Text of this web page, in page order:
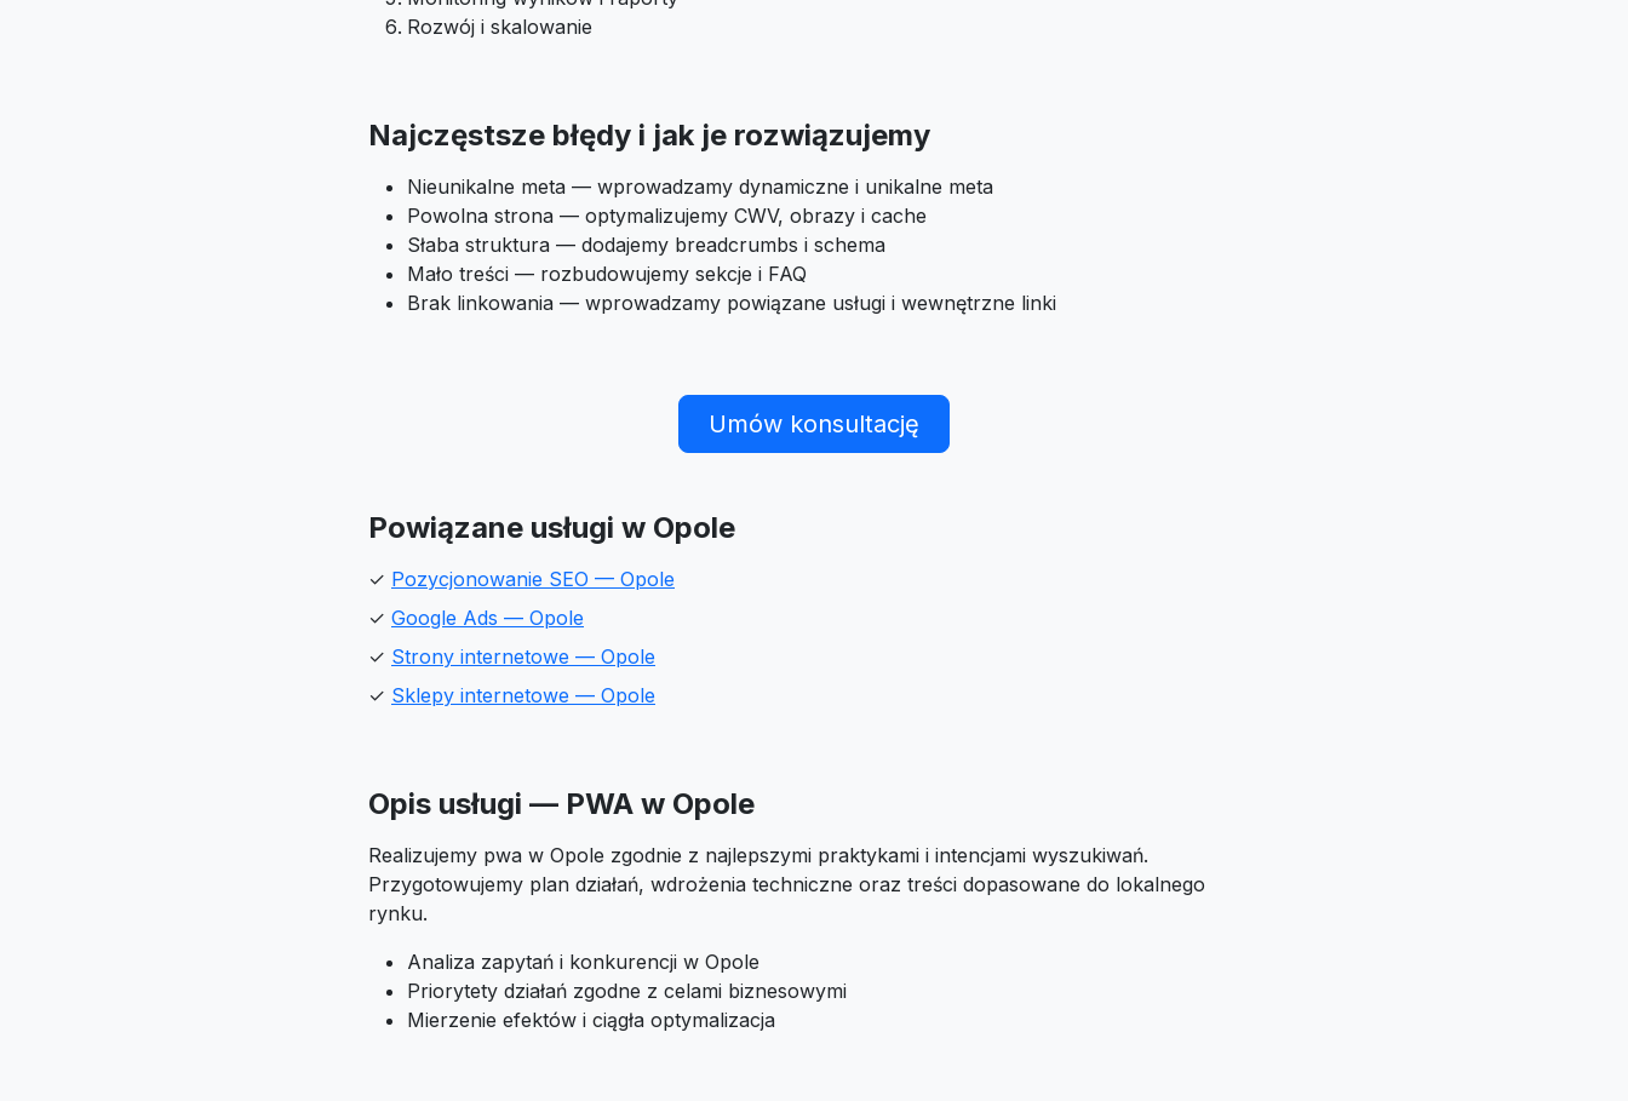
Rozwój i skalowanie
Najczęstsze błędy i jak je rozwiązujemy
Nieunikalne meta — wprowadzamy dynamiczne i unikalne meta
Powolna strona — optymalizujemy CWV, obrazy i cache
Słaba struktura — dodajemy breadcrumbs i schema
Mało treści — rozbudowujemy sekcje i FAQ
Brak linkowania — wprowadzamy powiązane usługi i wewnętrzne linki
Umów konsultację
Powiązane usługi w Opole
✓ Pozycjonowanie SEO — Opole
✓ Google Ads — Opole
✓ Strony internetowe — Opole
✓ Sklepy internetowe — Opole
Opis usługi — PWA w Opole
Realizujemy pwa w Opole zgodnie z najlepszymi praktykami i intencjami wyszukiwań.
Przygotowujemy plan działań, wdrożenia techniczne oraz treści dopasowane do lokalnego
rynku.
Analiza zapytań i konkurencji w Opole
Priorytety działań zgodne z celami biznesowymi
Mierzenie efektów i ciągła optymalizacja